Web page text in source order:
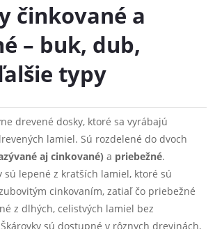
činkované a
– buk, dub,
typy
drevené dosky, ktoré sa vyrábajú
lamiel. Sú rozdelené do dvoch
aj cinkované) a priebežné.
sú lepené z kratších lamiel, ktoré sú
cinkovaním, zatiaľ čo priebežné
z dlhých, celistvých lamiel bez
sú dostupné v rôznych drevinách,